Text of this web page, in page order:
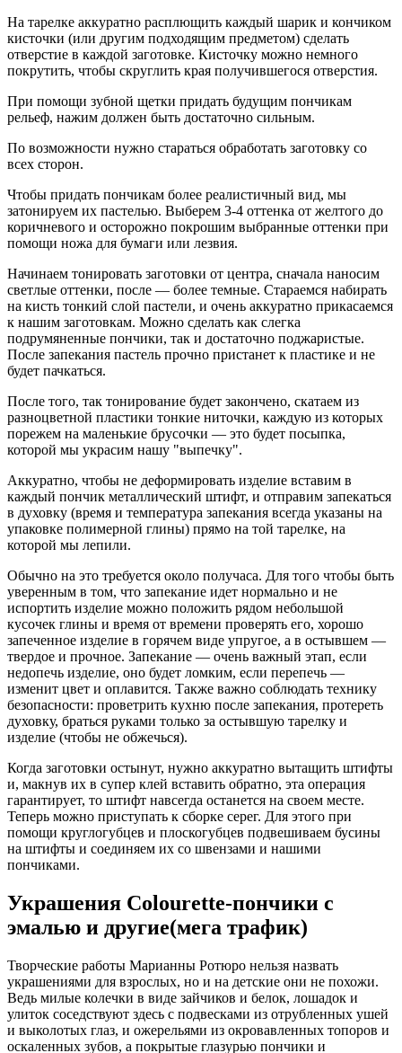
На тарелке аккуратно расплющить каждый шарик и кончиком
кисточки (или другим подходящим предметом) сделать
отверстие в каждой заготовке. Кисточку можно немного
покрутить, чтобы скруглить края получившегося отверстия.
При помощи зубной щетки придать будущим пончикам
рельеф, нажим должен быть достаточно сильным.
По возможности нужно стараться обработать заготовку со
всех сторон.
Чтобы придать пончикам более реалистичный вид, мы
затонируем их пастелью. Выберем 3-4 оттенка от желтого до
коричневого и осторожно покрошим выбранные оттенки при
помощи ножа для бумаги или лезвия.
Начинаем тонировать заготовки от центра, сначала наносим
светлые оттенки, после — более темные. Стараемся набирать
на кисть тонкий слой пастели, и очень аккуратно прикасаемся
к нашим заготовкам. Можно сделать как слегка
подрумяненные пончики, так и достаточно поджаристые.
После запекания пастель прочно пристанет к пластике и не
будет пачкаться.
После того, так тонирование будет закончено, скатаем из
разноцветной пластики тонкие ниточки, каждую из которых
порежем на маленькие брусочки — это будет посыпка,
которой мы украсим нашу "выпечку".
Аккуратно, чтобы не деформировать изделие вставим в
каждый пончик металлический штифт, и отправим запекаться
в духовку (время и температура запекания всегда указаны на
упаковке полимерной глины) прямо на той тарелке, на
которой мы лепили.
Обычно на это требуется около получаса. Для того чтобы быть
уверенным в том, что запекание идет нормально и не
испортить изделие можно положить рядом небольшой
кусочек глины и время от времени проверять его, хорошо
запеченное изделие в горячем виде упругое, а в остывшем —
твердое и прочное. Запекание — очень важный этап, если
недопечь изделие, оно будет ломким, если перепечь —
изменит цвет и оплавится. Также важно соблюдать технику
безопасности: проветрить кухню после запекания, протереть
духовку, браться руками только за остывшую тарелку и
изделие (чтобы не обжечься).
Когда заготовки остынут, нужно аккуратно вытащить штифты
и, макнув их в супер клей вставить обратно, эта операция
гарантирует, то штифт навсегда останется на своем месте.
Теперь можно приступать к сборке серег. Для этого при
помощи круглогубцев и плоскогубцев подвешиваем бусины
на штифты и соединяем их со швензами и нашими
пончиками.
Украшения Colourette-пончики с
эмалью и другие(мега трафик)
Творческие работы Марианны Ротюро нельзя назвать
украшениями для взрослых, но и на детские они не похожи.
Ведь милые колечки в виде зайчиков и белок, лошадок и
улиток соседствуют здесь с подвесками из отрубленных ушей
и выколотых глаз, и ожерельями из окровавленных топоров и
оскаленных зубов, а покрытые глазурью пончики и